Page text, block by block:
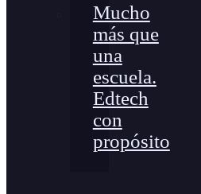
Mucho
más que
una
escuela.
Edtech
con
propósito